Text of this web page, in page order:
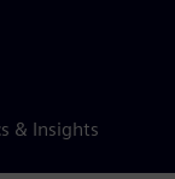
& Insights